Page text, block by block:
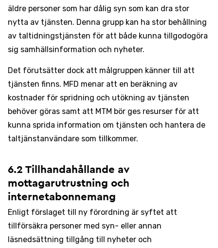
äldre personer som har dålig syn som kan dra stor
nytta av tjänsten. Denna grupp kan ha stor behållning
av taltidningstjänsten för att både kunna tillgodogöra
sig samhällsinformation och nyheter.
Det förutsätter dock att målgruppen känner till att
tjänsten finns. MFD menar att en beräkning av
kostnader för spridning och utökning av tjänsten
behöver göras samt att MTM bör ges resurser för att
kunna sprida information om tjänsten och hantera de
taltjänstanvändare som tillkommer.
6.2 Tillhandahållande av
mottagarutrustning och
internetabonnemang
Enligt förslaget till ny förordning är syftet att
tillförsäkra personer med syn- eller annan
läsnedsättning tillgång till nyheter och